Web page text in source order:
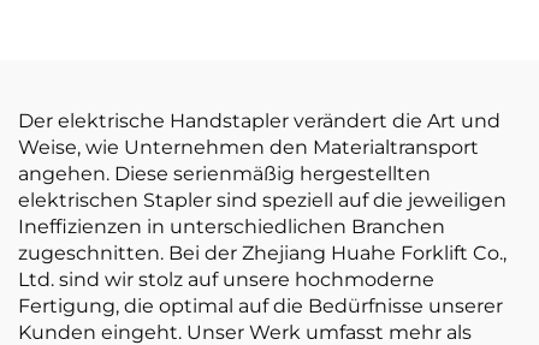
Der elektrische Handstapler verändert die Art und
Weise, wie Unternehmen den Materialtransport
angehen. Diese serienmäßig hergestellten
elektrischen Stapler sind speziell auf die jeweiligen
Ineffizienzen in unterschiedlichen Branchen
zugeschnitten. Bei der Zhejiang Huahe Forklift Co.,
Ltd. sind wir stolz auf unsere hochmoderne
Fertigung, die optimal auf die Bedürfnisse unserer
Kunden eingeht. Unser Werk umfasst mehr als